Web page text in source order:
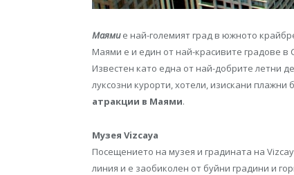
Маямие най-големият град в южното
Маями е и един от най-красивите градове в
Известен като една от най-добрите летни
луксозни курорти, хотели, изискани
атракции в Маями.
Музея Vizcaya
Посещението на музея и градината на
линия и е заобиколен от буйни градини и